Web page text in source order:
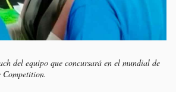
del equipo que concursará en el mundial de
.